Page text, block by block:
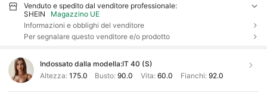
Venduto e spedito dal venditore professionale:
SHEIN
Magazzino UE
Informazioni e obblighi del venditore
Per segnalare questo venditore e/o prodotto
Indossato dalla modella:IT 40 (S)
Altezza: 175.0 Busto:90.0 Vita: 60.0 Fianchi: 92.0